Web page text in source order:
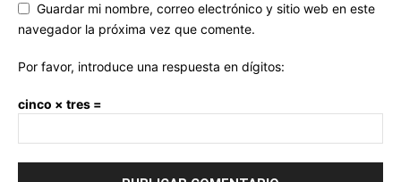
Guardar mi nombre, correo electrónico y sitio web en este
navegador la próxima vez que comente.
Por favor, introduce una respuesta en dígitos:
cinco × tres =